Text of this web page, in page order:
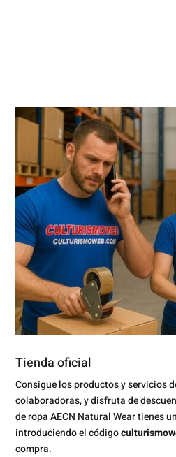
Tienda oficial
Consigue los productos y servicios
colaboradoras, y disfruta de
de ropa AECN Natural Wear tienes un
introduciendo el código
compra.